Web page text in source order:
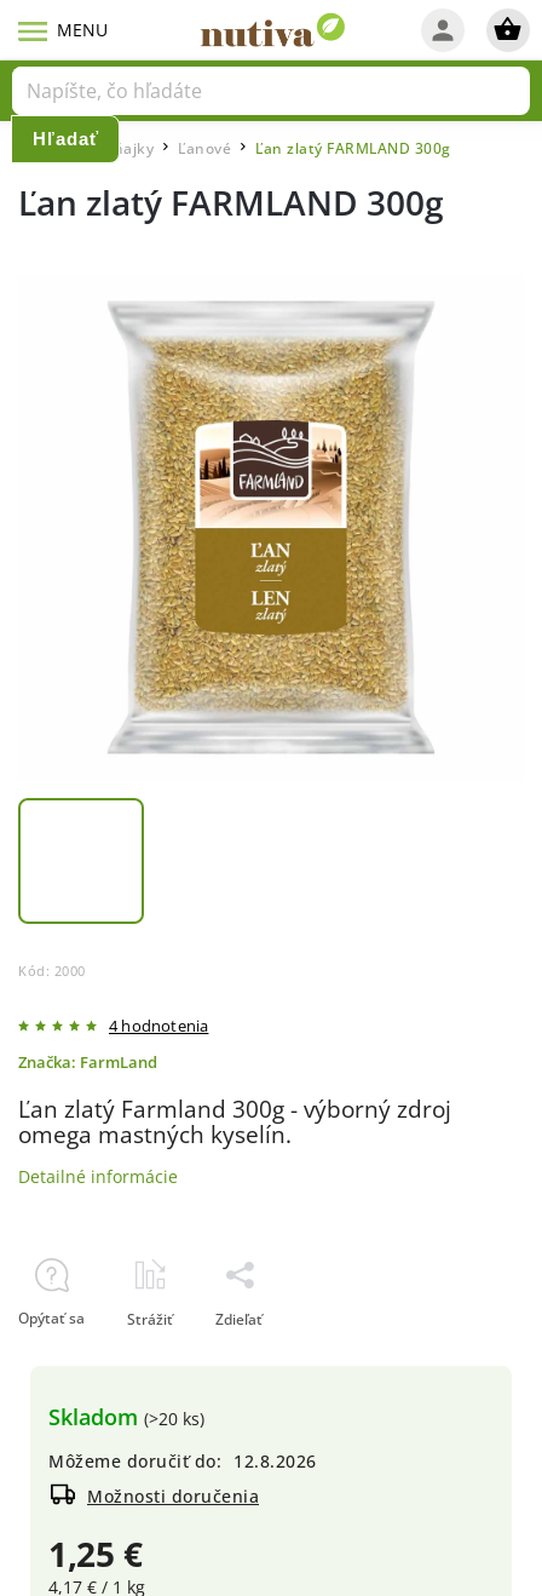
Hľadať
Domov / Raňajky / Ľanové / Ľan zlatý FARMLAND 300g
Ľan zlatý FARMLAND 300g
Kód: 2000
4 hodnotenia
Značka: FarmLand
1,25 €
4,17 € / 1 kg
Skladom (>20 ks)
Môžeme doručiť do:
12.8.2026
Možnosti doručenia
Ľan zlatý Farmland 300g - výborný zdroj
omega mastných kyselín.
Detailné informácie
Opýtať sa Strážiť Zdieľať